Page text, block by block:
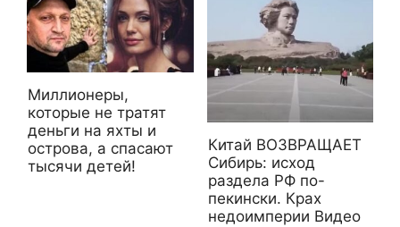
Миллионеры,
которые не тратят
деньги на яхты и
острова, а спасают
тысячи детей!
Китай ВОЗВРАЩАЕТ
Сибирь: исход
раздела РФ по-
пекински. Крах
недоимперии Видео